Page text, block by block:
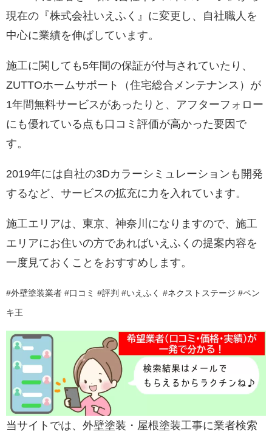
現在の『株式会社いえふく』に変更し、自社職人を
中心に業績を伸ばしています。
施工に関しても5年間の保証が付与されていたり、
ZUTTOホームサポート（住宅総合メンテナンス）が
1年間無料サービスがあったりと、アフターフォロー
にも優れている点も口コミ評価が高かった要因で
す。
2019年には自社の3Dカラーシミュレーションも開発
するなど、サービスの拡充に力を入れています。
施工エリアは、東京、神奈川になりますので、施工
エリアにお住いの方であればいえふくの提案内容を
一度見ておくことをおすすめします。
#外壁塗装業者 #口コミ #評判 #いえふく #ネクストステージ #ペン
キ王
当サイトでは、外壁塗装・屋根塗装工事に業者検索